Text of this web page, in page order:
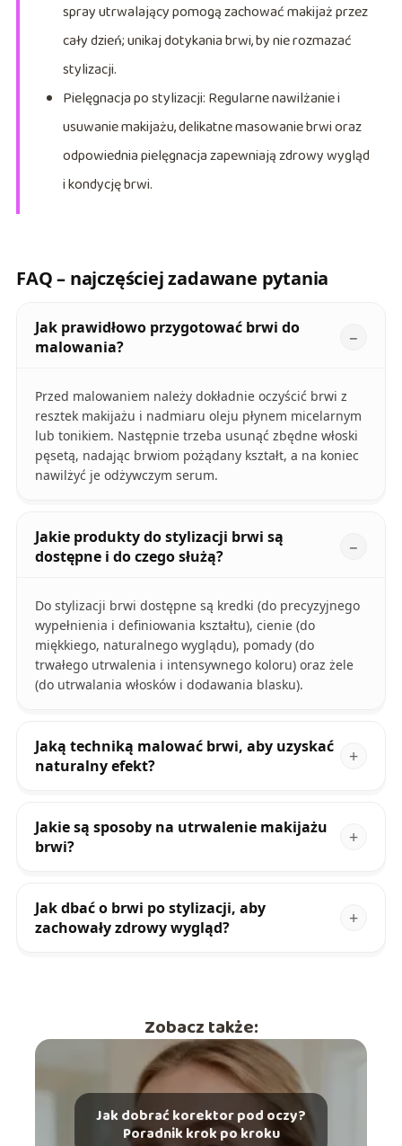
spray utrwalający pomogą zachować makijaż przez
cały dzień; unikaj dotykania brwi, by nie rozmazać
stylizacji.
Pielęgnacja po stylizacji: Regularne nawilżanie i
usuwanie makijażu, delikatne masowanie brwi oraz
odpowiednia pielęgnacja zapewniają zdrowy wygląd
i kondycję brwi.
FAQ – najczęściej zadawane pytania
Jak prawidłowo przygotować brwi do
malowania?
Przed malowaniem należy dokładnie oczyścić brwi z
resztek makijażu i nadmiaru oleju płynem micelarnym
lub tonikiem. Następnie trzeba usunąć zbędne włoski
pęsetą, nadając brwiom pożądany kształt, a na koniec
nawilżyć je odżywczym serum.
Jakie produkty do stylizacji brwi są
dostępne i do czego służą?
Do stylizacji brwi dostępne są kredki (do precyzyjnego
wypełnienia i definiowania kształtu), cienie (do
miękkiego, naturalnego wyglądu), pomady (do
trwałego utrwalenia i intensywnego koloru) oraz żele
(do utrwalania włosków i dodawania blasku).
Jaką techniką malować brwi, aby uzyskać
naturalny efekt?
Jakie są sposoby na utrwalenie makijażu
brwi?
Jak dbać o brwi po stylizacji, aby
zachowały zdrowy wygląd?
Zobacz także:
Jak dobrać korektor pod oczy?
Poradnik krok po kroku